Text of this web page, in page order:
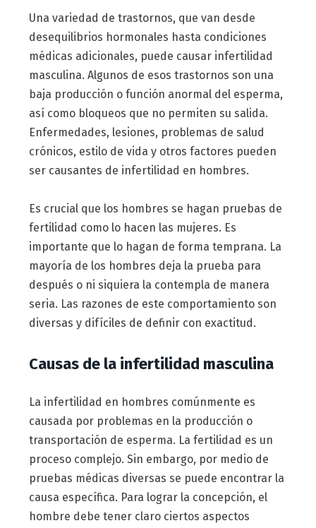
Una variedad de trastornos, que van desde
desequilibrios hormonales hasta condiciones
médicas adicionales, puede causar infertilidad
masculina. Algunos de esos trastornos son una
baja producción o función anormal del esperma,
así como bloqueos que no permiten su salida.
Enfermedades, lesiones, problemas de salud
crónicos, estilo de vida y otros factores pueden
ser causantes de infertilidad en hombres.
Es crucial que los hombres se hagan pruebas de
fertilidad como lo hacen las mujeres. Es
importante que lo hagan de forma temprana. La
mayoría de los hombres deja la prueba para
después o ni siquiera la contempla de manera
seria. Las razones de este comportamiento son
diversas y difíciles de definir con exactitud.
Causas de la infertilidad masculina
La infertilidad en hombres comúnmente es
causada por problemas en la producción o
transportación de esperma. La fertilidad es un
proceso complejo. Sin embargo, por medio de
pruebas médicas diversas se puede encontrar la
causa específica. Para lograr la concepción, el
hombre debe tener claro ciertos aspectos